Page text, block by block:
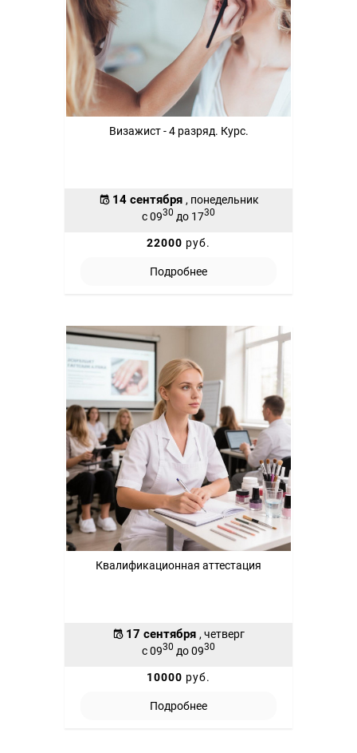
Визажист - 4 разряд. Курс.
14 сентября , понедельник
с 0930 до 1730
22000 руб.
Подробнее
Квалификационная аттестация
17 сентября , четверг
с 0930 до 0930
10000 руб.
Подробнее